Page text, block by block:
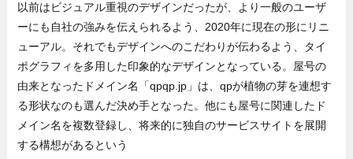
以前はビジュアル重視のデザインだったが、より一般のユーザ
ーにも自社の強みを伝えられるよう、2020年に現在の形にリニ
ューアル。それでもデザインへのこだわりが伝わるよう、タイ
ポグラフィを多用した印象的なデザインとなっている。屋号の
由来となったドメイン名「qpqp.jp」は、qpが植物の芽を連想す
る形状なのも選んだ決め手となった。他にも屋号に関連したド
メイン名を複数登録し、将来的に独自のサービスサイトを展開
する構想があるという